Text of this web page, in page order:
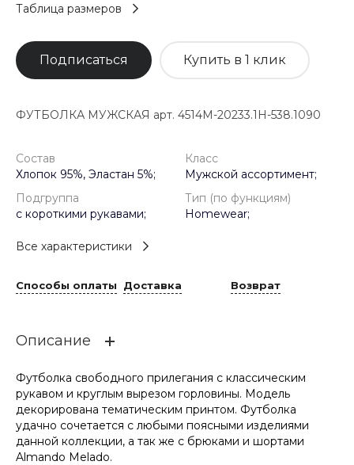
Таблица размеров
Подписаться Купить в 1 клик
ФУТБОЛКА МУЖСКАЯ арт. 4514M-20233.1H-538.1090
Состав
Хлопок 95%, Эластан 5%;
Класс
Мужской ассортимент;
Подгруппа
с короткими рукавами;
Тип (по функциям)
Homewear;
Все характеристики
Способы оплаты Доставка Возврат
Описание
Футболка свободного прилегания с классическим
рукавом и круглым вырезом горловины. Модель
декорирована тематическим принтом. Футболка
удачно сочетается с любыми поясными изделиями
данной коллекции, а так же с брюками и шортами
Almando Melado.